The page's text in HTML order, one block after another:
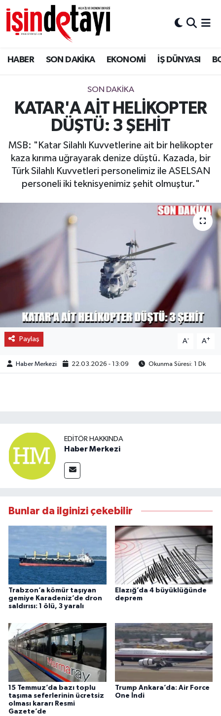
HABER SON DAKİKA EKONOMİ İŞ DÜNYASI
SON DAKİKA
KATAR'A AİT HELİKOPTER
DÜŞTÜ: 3 ŞEHİT
MSB: "Katar Silahlı Kuvvetlerine ait bir helikopter
kaza kırıma uğrayarak denize düştü. Kazada, bir
Türk Silahlı Kuvvetleri personelimiz ile ASELSAN
personeli iki teknisyenimiz şehit olmuştur."
Paylaş A- A+
Haber Merkezi 22.03.2026 - 13:09 Okunma Süresi: 1 Dk
EDITÖR HAKKINDA
Haber Merkezi
Bunlar da ilginizi çekebilir
Trabzon’a kömür taşıyan
gemiye Karadeniz’de dron
saldırısı: 1 ölü, 3 yaralı
Elazığ’da 4 büyüklüğünde
deprem
15 Temmuz’da bazı toplu
taşıma seferlerinin ücretsiz
olması kararı Resmi
Gazete’de
Trump Ankara’da: Air Force
One İndi
DÜNYA
Eğitim
ENERJİ HABERİ
HABER
LOJİSTİK
MAGAZİN
OTO DETAY
SON DAKİKA
SPOR
FİNANS
Nöbetçi Eczaneler
Hava Durumu
İstanbul Namaz Vakitleri
Trafik Durumu
Tüm Manşetler
Son Dakika Haberleri
Haber Arşivi